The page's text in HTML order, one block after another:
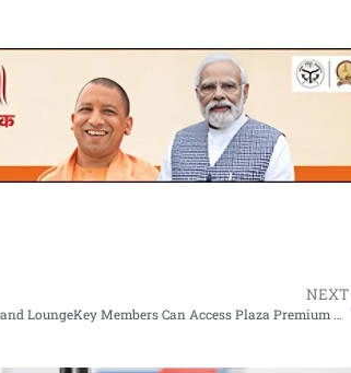
NEXT
Welcome Back: Priority Pass and LoungeKey Members Can Access Plaza Premium Lounges Globally